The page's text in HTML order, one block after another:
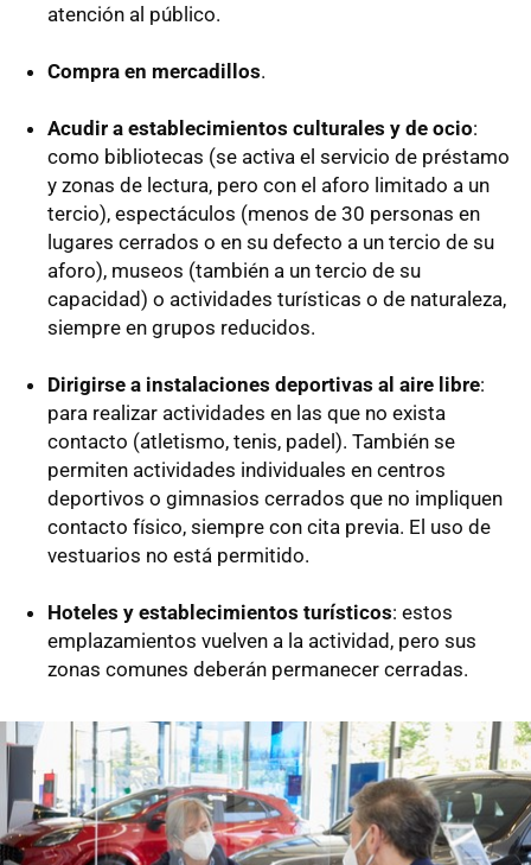
atención al público.
Compra en mercadillos.
Acudir a establecimientos culturales y de ocio:
como bibliotecas (se activa el servicio de préstamo
y zonas de lectura, pero con el aforo limitado a un
tercio), espectáculos (menos de 30 personas en
lugares cerrados o en su defecto a un tercio de su
aforo), museos (también a un tercio de su
capacidad) o actividades turísticas o de naturaleza,
siempre en grupos reducidos.
Dirigirse a instalaciones deportivas al aire libre:
para realizar actividades en las que no exista
contacto (atletismo, tenis, padel). También se
permiten actividades individuales en centros
deportivos o gimnasios cerrados que no impliquen
contacto físico, siempre con cita previa. El uso de
vestuarios no está permitido.
Hoteles y establecimientos turísticos: estos
emplazamientos vuelven a la actividad, pero sus
zonas comunes deberán permanecer cerradas.